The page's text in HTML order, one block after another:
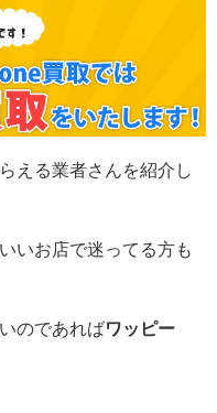
える業者さんを紹介し
いお店で迷ってる方も
のであればワッピー